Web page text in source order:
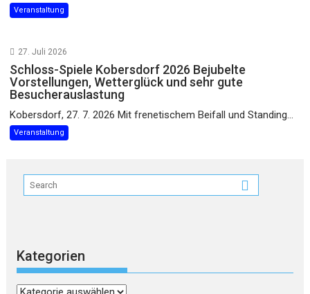
Veranstaltung
27. Juli 2026
Schloss-Spiele Kobersdorf 2026 Bejubelte
Vorstellungen, Wetterglück und sehr gute
Besucherauslastung
Kobersdorf, 27. 7. 2026 Mit frenetischem Beifall und Standing...
Veranstaltung
Kategorien
Kategorien